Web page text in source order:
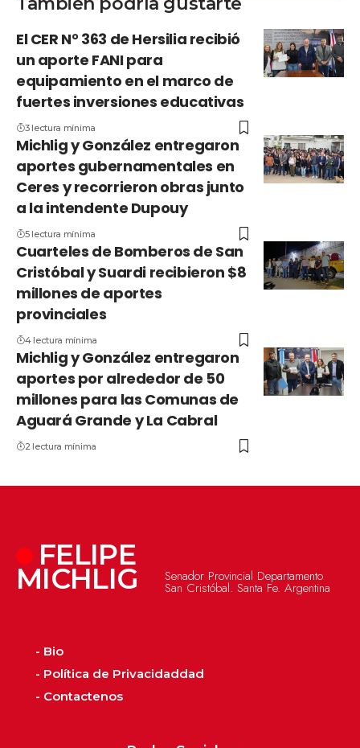
El CER N° 363 de Hersilia recibió
un aporte FANI para
equipamiento en el marco de
fuertes inversiones educativas
3 lectura mínima
Michlig y González entregaron
aportes gubernamentales en
Ceres y recorrieron obras junto
a la intendente Dupouy
5 lectura mínima
Cuarteles de Bomberos de San
Cristóbal y Suardi recibieron $8
millones de aportes
provinciales
4 lectura mínima
Michlig y González entregaron
aportes por alrededor de 50
millones para las Comunas de
Aguará Grande y La Cabral
2 lectura mínima
FELIPE
MICHLIG Senador Provincial Departamento
San Cristóbal. Santa Fe. Argentina
- Bio
- Política de Privacidaddad
- Contactenos